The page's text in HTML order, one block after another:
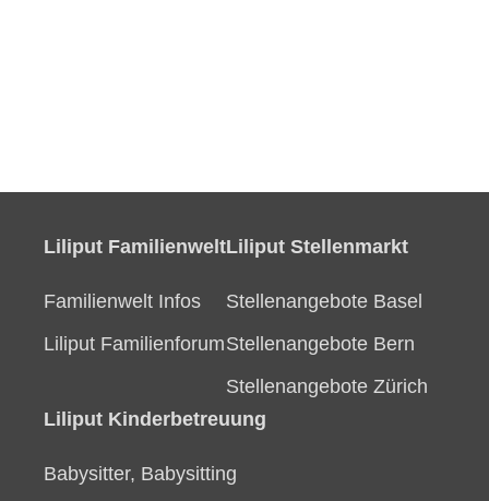
Liliput Familienwelt
Familienwelt Infos
Liliput Familienforum
Liliput Stellenmarkt
Stellenangebote Basel
Stellenangebote Bern
Stellenangebote Zürich
Liliput Kinderbetreuung
Babysitter, Babysitting